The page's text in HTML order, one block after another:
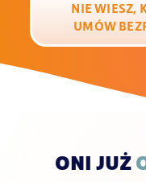
NIE WIESZ,
UMÓW
ONI JUŻ